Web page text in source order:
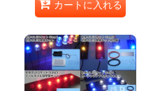
カートに入れる